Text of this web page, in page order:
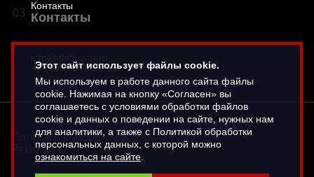
Контакты
03 Контакты
+7 (495) 646-16-66
Политика конфиденциальности
Реквизиты
Этот сайт использует файлы cookie.
Мы используем в работе данного сайта файлы
cookie. Нажимая на кнопку «Согласен» вы
соглашаетесь с условиями обработки файлов
cookie и данных о поведении на сайте, нужных нам
для аналитики, а также с Политикой обработки
персональных данных, с которой можно
ознакомиться на сайте